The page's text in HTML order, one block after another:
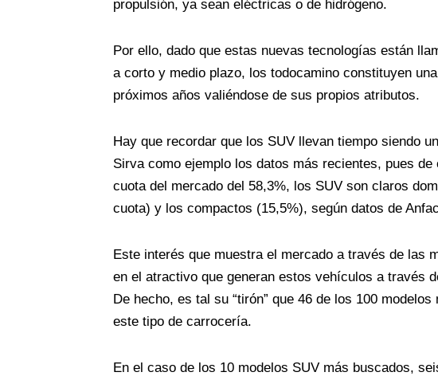
propulsión, ya sean eléctricas o de hidrógeno.
Por ello, dado que estas nuevas tecnologías están
a corto y medio plazo, los todocamino constituyen
próximos años valiéndose de sus propios atributos.
Hay que recordar que los SUV llevan tiempo siendo
Sirva como ejemplo los datos más recientes, pues
cuota del mercado del 58,3%, los SUV son claros
cuota) y los compactos (15,5%), según datos de
Este interés que muestra el mercado a través de las
en el atractivo que generan estos vehículos a través
De hecho, es tal su “tirón” que 46 de los 100
este tipo de carrocería.
En el caso de los 10 modelos SUV más buscados,